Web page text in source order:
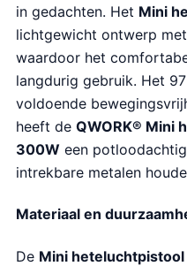
in gedachten. Het Mini
lichtgewicht ontwerp
waardoor het
langdurig gebruik. Het
voldoende
heeft de QWORK® Mini
300W een
intrekbare metalen
Materiaal en
De Mini heteluchtpistool